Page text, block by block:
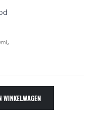
,
WINKELWAGEN